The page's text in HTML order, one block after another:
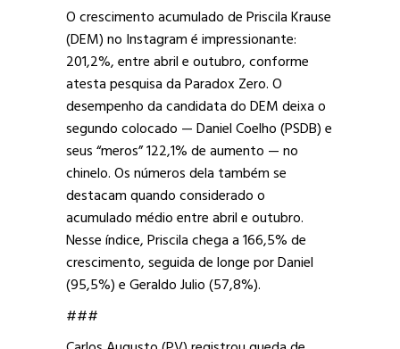
O crescimento acumulado de Priscila Krause
(DEM) no Instagram é impressionante:
201,2%, entre abril e outubro, conforme
atesta pesquisa da Paradox Zero. O
desempenho da candidata do DEM deixa o
segundo colocado — Daniel Coelho (PSDB) e
seus “meros” 122,1% de aumento — no
chinelo. Os números dela também se
destacam quando considerado o
acumulado médio entre abril e outubro.
Nesse índice, Priscila chega a 166,5% de
crescimento, seguida de longe por Daniel
(95,5%) e Geraldo Julio (57,8%).
###